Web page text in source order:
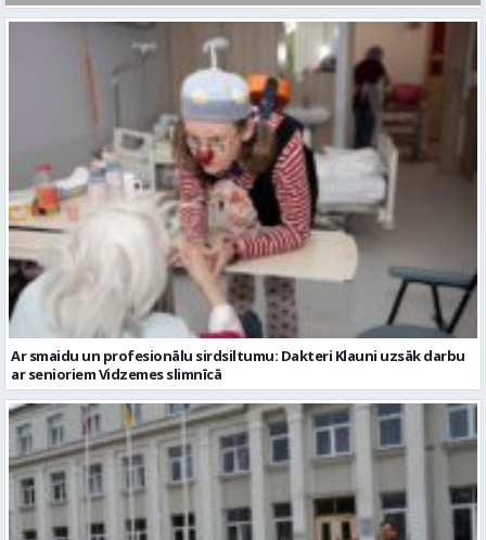
Ar smaidu un profesionālu sirdsiltumu: Dakteri Klauni uzsāk darbu
ar senioriem Vidzemes slimnīcā